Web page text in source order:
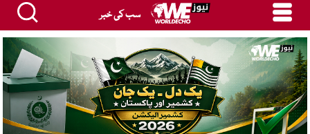
سب کی خبر